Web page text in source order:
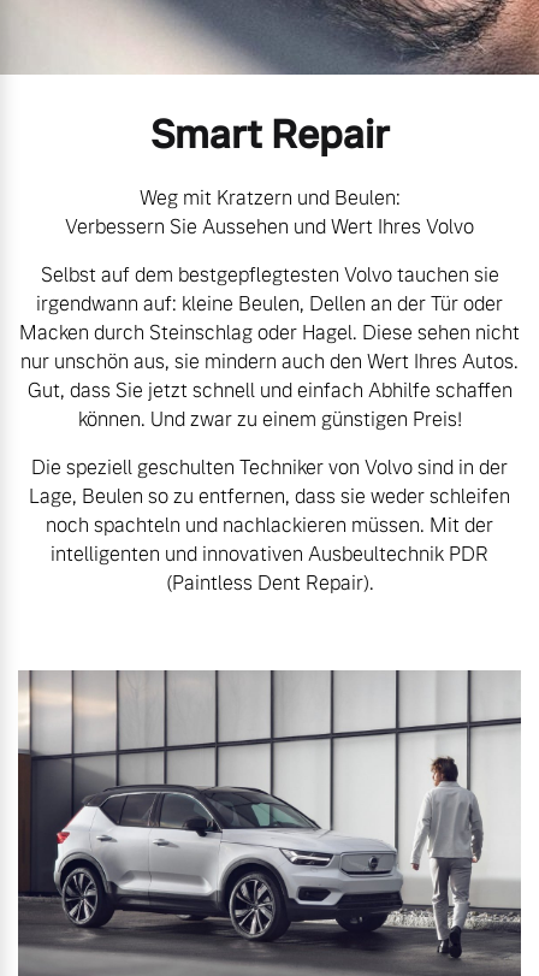
Geschäftskunden
Editionsmodelle
Konnektivität
Angebot anfragen
Fahrzeug konfigurieren
Volvo Selekt
Gebrauchtwagen
Die Neuwagenalternative
Mehr erfahren
Gebrauchtwagen
Aktuelle Zubehörangebote
Zubehörkatalog
Service by Volvo
Sie erhalten bei uns eine
Vielzahl von Original
Sommer Kompletträder.
Bitte sprechen Sie uns
direkt an.
Mehr erfahren
Entdecken Sie unsere
Mehr erfahren
Finanzierung & Leasing
Kontakt und Anfahrt
Smart Repair
Weg mit Kratzern und Beulen:
Verbessern Sie Aussehen und Wert Ihres Volvo
Selbst auf dem bestgepflegtesten Volvo tauchen sie
irgendwann auf: kleine Beulen, Dellen an der Tür oder
Macken durch Steinschlag oder Hagel. Diese sehen nicht
nur unschön aus, sie mindern auch den Wert Ihres Autos.
Gut, dass Sie jetzt schnell und einfach Abhilfe schaffen
können. Und zwar zu einem günstigen Preis!
Die speziell geschulten Techniker von Volvo sind in der
Lage, Beulen so zu entfernen, dass sie weder schleifen
noch spachteln und nachlackieren müssen. Mit der
intelligenten und innovativen Ausbeultechnik PDR
(Paintless Dent Repair).